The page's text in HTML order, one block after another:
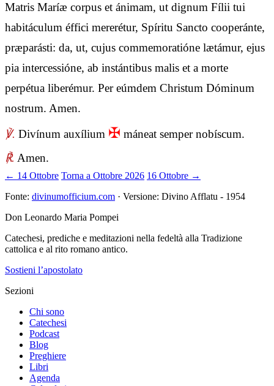
Matris Maríæ corpus et ánimam, ut dignum Fílii tui
habitáculum éffici mererétur, Spíritu Sancto cooperánte,
præparásti: da, ut, cujus commemoratióne lætámur, ejus
pia intercessióne, ab instántibus malis et a morte
perpétua liberémur. Per eúmdem Christum Dóminum
nostrum. Amen.
℣. Divínum auxílium ✠ máneat semper nobíscum.
℟. Amen.
← 14 Ottobre Torna a Ottobre 2026 16 Ottobre →
Fonte: divinumofficium.com · Versione: Divino Afflatu - 1954
Don Leonardo Maria Pompei
Catechesi, prediche e meditazioni nella fedeltà alla Tradizione
cattolica e al rito romano antico.
Sostieni l’apostolato
Sezioni
Chi sono
Catechesi
Podcast
Blog
Preghiere
Libri
Agenda